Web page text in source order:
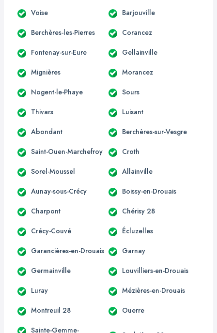
Voise Barjouville
Berchères-les-Pierres Corancez
Fontenay-sur-Eure Gellainville
Mignières Morancez
Nogent-le-Phaye Sours
Thivars Luisant
Abondant Berchères-sur-Vesgre
Saint-Ouen-Marchefroy Croth
Sorel-Moussel Allainville
Aunay-sous-Crécy Boissy-en-Drouais
Charpont Chérisy 28
Crécy-Couvé Écluzelles
Garancières-en-Drouais Garnay
Germainville Louvilliers-en-Drouais
Luray Mézières-en-Drouais
Montreuil 28 Ouerre
Sainte-Gemme-